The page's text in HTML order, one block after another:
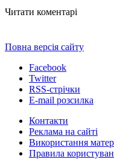
Читати коментарі
Повна версія сайту
Facebook
Twitter
RSS-стрічки
E-mail розсилка
Контакти
Реклама на сайті
Використання
Правила